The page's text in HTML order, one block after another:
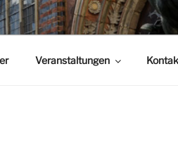
Veranstaltungen